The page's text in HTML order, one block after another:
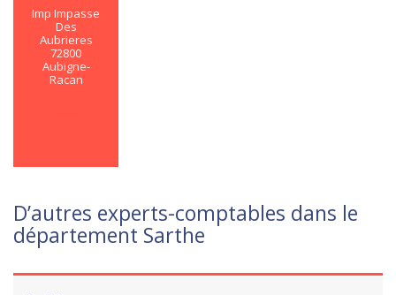
Imp Impasse
Des
Aubrieres
72800
Aubigne-
Racan
D’autres experts-comptables dans le
département Sarthe